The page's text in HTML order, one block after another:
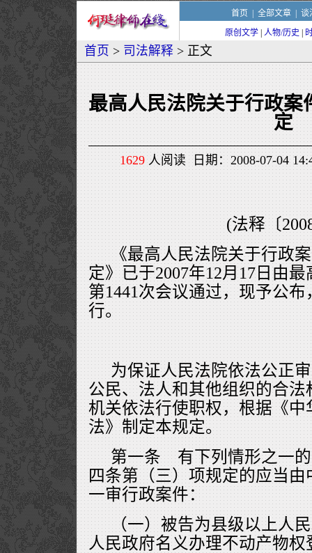
首页 全部文章| 谈
原创文学 人物/历史
首页 > 司法解释 > 正文
最高人民法院关于行政案
定
1629人阅读 日期：2008-07-04
(法释〔
《最高人民法院关于行政
定》已于2007年12月17日由
第1441次会议通过，现予公布
行。
为保证人民法院依法公正
公民、法人和其他组织的合
机关依法行使职权，根据《
法》制定本规定。
第一条 有下列情形之一
四条第（三）项规定的应当
一审行政案件：
（一）被告为县级以上人
人民政府名义办理不动产物